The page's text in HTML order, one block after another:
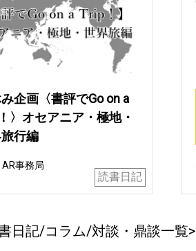
企画〈書評でGo on a
〉オセアニア・極地・
行編
AR事務局
読書日記
日記/コラム/対談・鼎談一覧>